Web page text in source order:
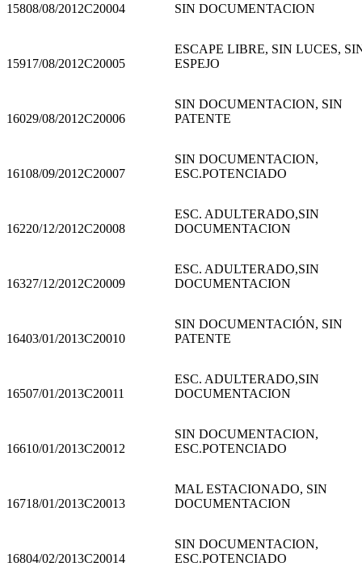
15808/08/2012C20004 SIN DOCUMENTACION
15917/08/2012C20005
ESCAPE LIBRE, SIN LUCES,
ESPEJO
16029/08/2012C20006
SIN DOCUMENTACION, SIN
PATENTE
16108/09/2012C20007
SIN DOCUMENTACION,
ESC.POTENCIADO
16220/12/2012C20008
ESC. ADULTERADO,SIN
DOCUMENTACION
16327/12/2012C20009
ESC. ADULTERADO,SIN
DOCUMENTACION
16403/01/2013C20010
SIN DOCUMENTACIÓN, SIN
PATENTE
16507/01/2013C20011
ESC. ADULTERADO,SIN
DOCUMENTACION
16610/01/2013C20012
SIN DOCUMENTACION,
ESC.POTENCIADO
16718/01/2013C20013
MAL ESTACIONADO, SIN
DOCUMENTACION
16804/02/2013C20014
SIN DOCUMENTACION,
ESC.POTENCIADO